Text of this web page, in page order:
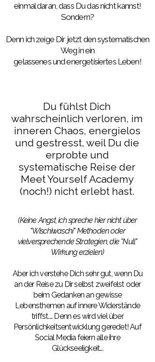
einmal daran, dass Du das nicht kannst!
Sondern?
Denn ich zeige Dir jetzt den systematischen
Weg in ein
gelassenes und energetisiertes Leben!
Du fühlst Dich
wahrscheinlich verloren, im
inneren Chaos, energielos
und gestresst, weil Du die
erprobte und
systematische Reise der
Meet Yourself Academy
(noch!) nicht erlebt hast.
(Keine Angst, ich spreche hier nicht über
"Wischiwaschi" Methoden oder
vielversprechende Strategien, die "Null"
Wirkung erzielen)
Aber ich verstehe Dich sehr gut, wenn Du
an der Reise zu Dir selbst zweifelst oder
beim Gedanken an gewisse
Lebensthemen auf innere Widerstände
triffst.... Denn es wird viel über
Persönlichkeitsentwicklung geredet! Auf
Social Media feiern alle ihre
Glückseeligkeit...